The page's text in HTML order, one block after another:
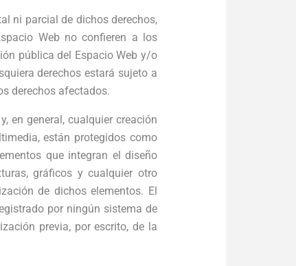
ni parcial de dichos derechos,
Web no confieren a los
pública del Espacio Web y/o
derechos estará sujeto a
derechos afectados.
en general, cualquier creación
están protegidos como
que integran el diseño
gráficos y cualquier otro
de dichos elementos. El
por ningún sistema de
previa, por escrito, de la